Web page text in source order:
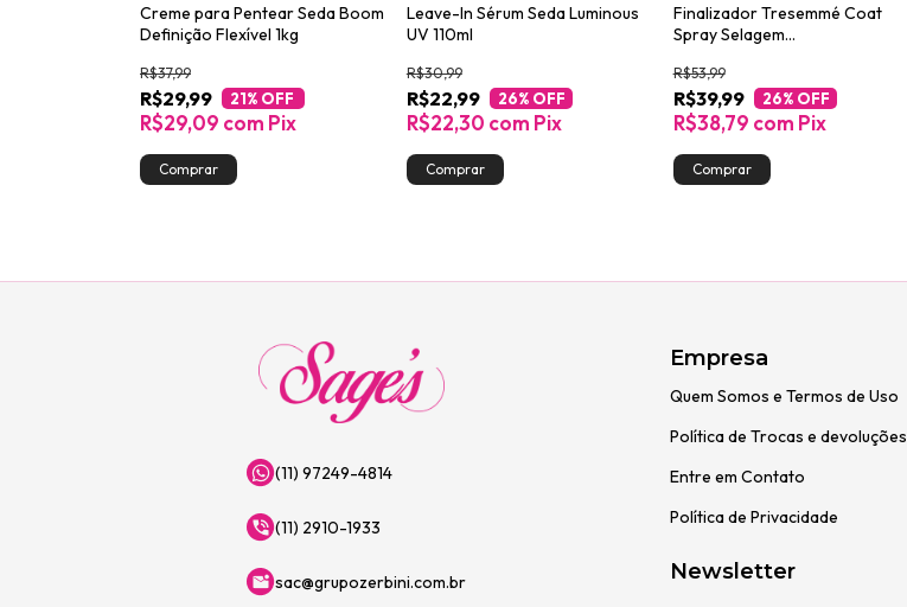
Creme para Pentear Seda Boom
Definição Flexível 1kg
R$29,99
R$37,99
21% OFF
R$29,09 com Pix
Leave-In Sérum Seda Luminous
UV 110ml
R$22,99
R$30,99
26% OFF
R$22,30 com Pix
Finalizador Tresemmé Coat
Spray Selagem
R$39,99
R$53,99
26% OFF
R$38,79 com Pix
(11) 97249-4814
(11) 2910-1933
sac@grupozerbini.com.br
Empresa
Quem Somos e Termos de Uso
Política de Trocas e devoluções
Entre em Contato
Política de Privacidade
Newsletter